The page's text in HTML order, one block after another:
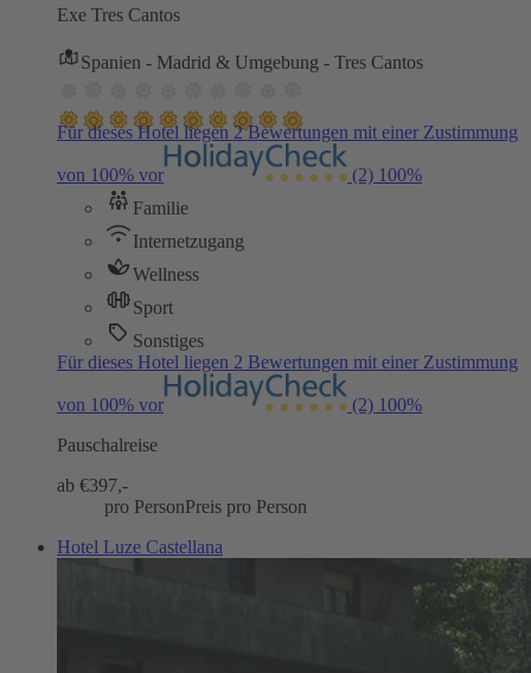
Exe Tres Cantos
Spanien - Madrid & Umgebung - Tres Cantos
Für dieses Hotel liegen 2 Bewertungen mit einer Zustimmung
von 100% vor (2) 100%
Familie
Internetzugang
Wellness
Sport
Sonstiges
Für dieses Hotel liegen 2 Bewertungen mit einer Zustimmung
von 100% vor (2) 100%
Pauschalreise
ab €397,-
pro PersonPreis pro Person
Hotel Luze Castellana